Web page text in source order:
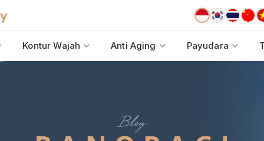
Kontur Wajah Anti Aging Payudara